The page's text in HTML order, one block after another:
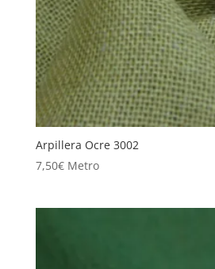
Arpillera Ocre 3002
7,50€ Metro